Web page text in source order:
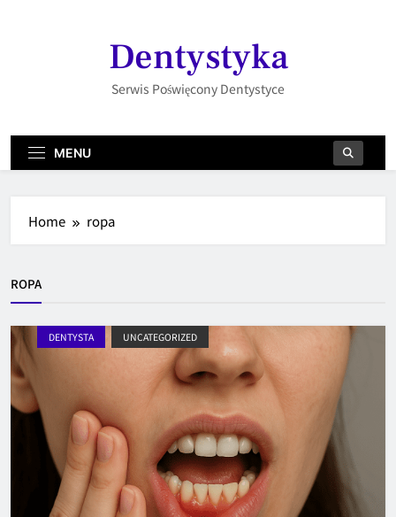
Dentystyka
Serwis Poświęcony Dentystyce
MENU
Home ropa
ROPA
DENTYSTA UNCATEGORIZED